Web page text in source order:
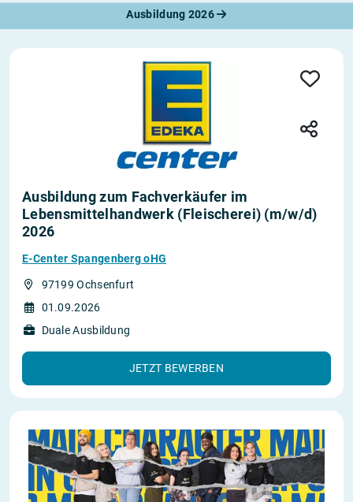
Ausbildung 2026
Ausbildung zum Fachverkäufer im
Lebensmittelhandwerk (Fleischerei) (m/w/d)
2026
E-Center Spangenberg oHG
97199 Ochsenfurt
01.09.2026
Duale Ausbildung
JETZT BEWERBEN